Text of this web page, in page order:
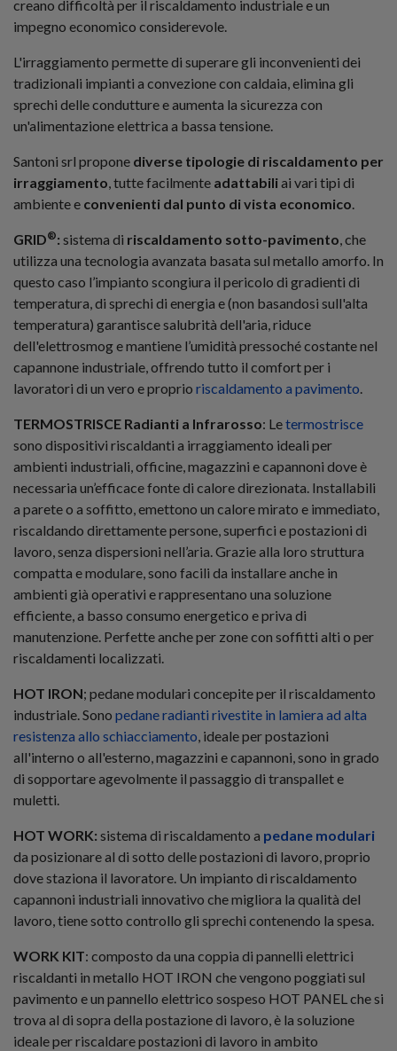
creano difficoltà per il riscaldamento industriale e un
impegno economico considerevole.
L'irraggiamento permette di superare gli inconvenienti dei
tradizionali impianti a convezione con caldaia, elimina gli
sprechi delle condutture e aumenta la sicurezza con
un'alimentazione elettrica a bassa tensione.
Santoni srl propone diverse tipologie di riscaldamento per
irraggiamento, tutte facilmente adattabiliai vari tipi di
ambiente e convenienti dal punto di vista economico.
GRID®: sistema di riscaldamento sotto-pavimento, che
utilizza una tecnologia avanzata basata sul metallo amorfo. In
questo caso l’impianto scongiura il pericolo di gradienti di
temperatura, di sprechi di energia e (non basandosi sull'alta
temperatura) garantisce salubrità dell'aria, riduce
dell'elettrosmog e mantiene l’umidità pressoché costante nel
capannone industriale, offrendo tutto il comfort per i
lavoratori di un vero e proprio riscaldamento a pavimento.
TERMOSTRISCE Radianti a Infrarosso: Letermostrisce
sono dispositivi riscaldanti a irraggiamento ideali per
ambienti industriali, officine, magazzini e capannoni dove è
necessaria un’efficace fonte di calore direzionata. Installabili
a parete o a soffitto, emettono un calore mirato e immediato,
riscaldando direttamente persone, superfici e postazioni di
lavoro, senza dispersioni nell’aria. Grazie alla loro struttura
compatta e modulare, sono facili da installare anche in
ambienti già operativi e rappresentano una soluzione
efficiente, a basso consumo energetico e priva di
manutenzione. Perfette anche per zone con soffitti alti o per
riscaldamenti localizzati.
HOT IRON; pedane modulari concepite per il riscaldamento
industriale. Sono pedane radianti rivestite in lamiera ad alta
resistenza allo schiacciamento, ideale per postazioni
all'interno o all'esterno, magazzini e capannoni, sono in grado
di sopportare agevolmente il passaggio di transpallet e
muletti.
HOT WORK: sistema di riscaldamento a pedane modulari
da posizionare al di sotto delle postazioni di lavoro, proprio
dove staziona il lavoratore. Un impianto di riscaldamento
capannoni industriali innovativo che migliora la qualità del
lavoro, tiene sotto controllo gli sprechi contenendo la spesa.
WORK KIT: composto da una coppia di pannelli elettrici
riscaldanti in metallo HOT IRON che vengono poggiati sul
pavimento e un pannello elettrico sospeso HOT PANEL che si
trova al di sopra della postazione di lavoro, è la soluzione
ideale per riscaldare postazioni di lavoro in ambito